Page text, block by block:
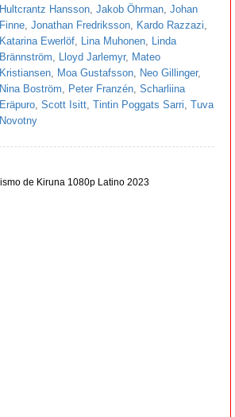
Hultcrantz Hansson Jakob Öhrman Johan
Finne Jonathan Fredriksson Kardo Razzazi
Katarina Ewerlöf
Lina Muhonen
Linda
Brännström
Lloyd Jarlemyr, Mateo
Kristiansen
Moa Gustafsson Neo Gillinger,
Nina Boström
Peter Franzén Scharliina
Eräpuro Scott Isitt Tintin Poggats Sarri Tuva
Novotny